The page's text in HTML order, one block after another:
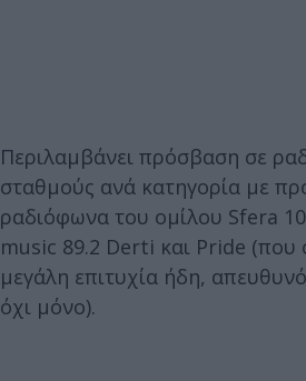
Περιλαμβάνει πρόσβαση σε
σταθμούς ανά κατηγορία με
ραδιόφωνα του ομίλου Sfera
music 89.2 Derti και Pride (που
μεγάλη επιτυχία ήδη,
όχι μόνο).